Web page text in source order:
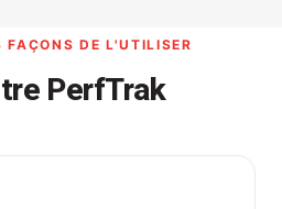
DE L'UTILISER
PerfTrak